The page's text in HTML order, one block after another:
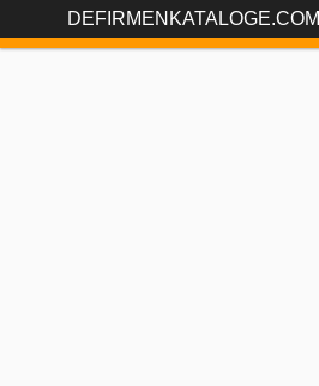
DEFIRMENKATALOGE.COM